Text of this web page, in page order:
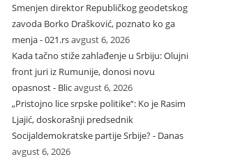
Smenjen direktor Republičkog geodetskog
zavoda Borko Drašković, poznato ko ga
menja - 021.rsavgust 6, 2026
Kada tačno stiže zahlađenje u Srbiju: Olujni
front juri iz Rumunije, donosi novu
opasnost - Blicavgust 6, 2026
„Pristojno lice srpske politike“: Ko je Rasim
Ljajić, doskorašnji predsednik
Socijaldemokratske partije Srbije? - Danas
avgust 6, 2026